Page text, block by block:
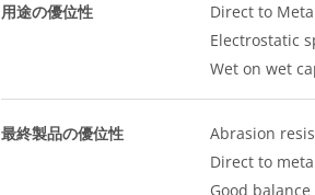
用途の優位性
Direct to
Electrostatic
Wet on wet
最終製品の優位性
Abrasion
Direct to
Good